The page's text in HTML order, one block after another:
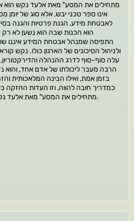
אינו ספר טכני יבש, אלא סוג של
לאבטחת מידע, הגנת פרטיות והגנה
הוא הכנות שבה הוא נשען לא
ולניהול הסיכונים של הארגון כולו. נקש
הרבה מעבר ליכולתו של אדם אחד, והוא
בזמן אמת, ואילו הבינה המלאכותית
כמדריך חובה להווה, וזו העדות החזקה
הפרטיות קרוב לליבו. "יומנו של CISO - מתחילים את המסע" מאת אלעד נקש הוא הרבה מעבר לספר מקצועי - הוא מקור השראה, מפת דרכים ומצפן ניהולי, ומגיעים לו חמישה כוכבים מלאים, בלב שלם.